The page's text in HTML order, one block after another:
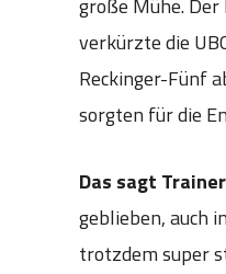
verkürzte die
Reckinger-Fünf
sorgten für die
Das sagt
geblieben, auch
trotzdem super